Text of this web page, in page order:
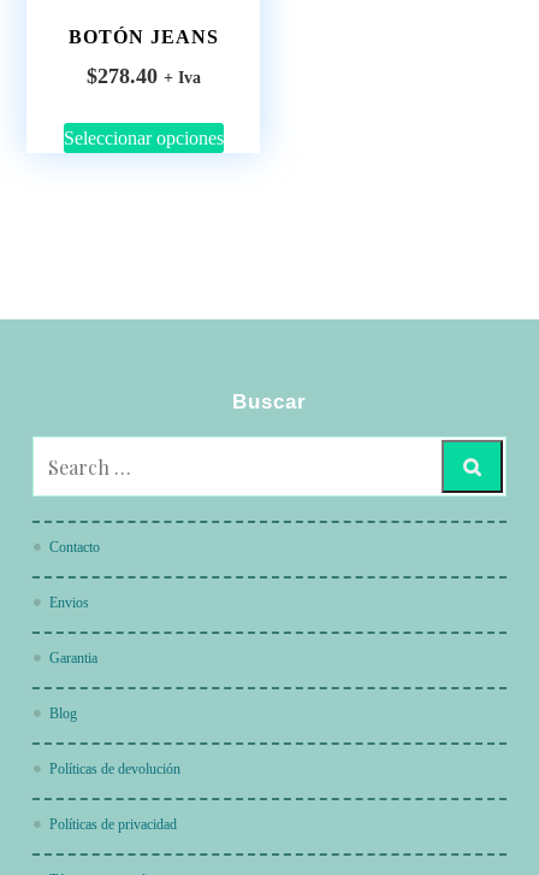
BOTÓN JEANS
$278.40 + Iva
Seleccionar opciones
Buscar
Contacto
Envios
Garantia
Blog
Políticas de devolución
Políticas de privacidad